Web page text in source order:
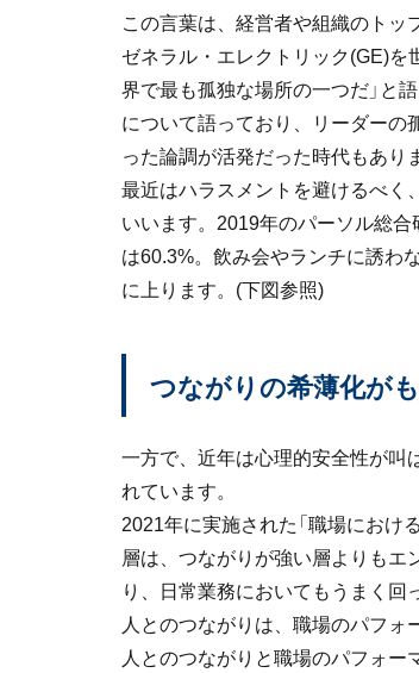
この言葉は、経営者や組織のトッ
ゼネラル・エレクトリック(GE)を
界で最も孤独な場所の一つだ」と
について語っており、リーダーの
った論調が活発だった時代もあり
最近はハラスメントを避けるべく
いいます。2019年のパーソル総
は60.3%。飲み会やランチに誘わ
に上ります。(下図参照)
つながりの希薄化が
一方で、近年は心理的安全性が叫
れています。
2021年に実施された「職場におけ
層は、つながりが強い層よりもエ
り、日常業務においてもうまく回
人とのつながりは、職場のパフォ
人とのつながりと職場のパフォ